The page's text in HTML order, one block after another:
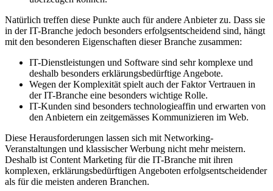
Natürlich treffen diese Punkte auch für andere Anbieter zu. Dass sie
in der IT-Branche jedoch besonders erfolgsentscheidend sind, hängt
mit den besonderen Eigenschaften dieser Branche zusammen:
IT-Dienstleistungen und Software sind sehr komplexe und
deshalb besonders erklärungsbedürftige Angebote.
Wegen der Komplexität spielt auch der Faktor Vertrauen in
der IT-Branche eine besonders wichtige Rolle.
IT-Kunden sind besonders technologieaffin und erwarten von
den Anbietern ein zeitgemässes Kommunizieren im Web.
Diese Herausforderungen lassen sich mit Networking-
Veranstaltungen und klassischer Werbung nicht mehr meistern.
Deshalb ist Content Marketing für die IT-Branche mit ihren
komplexen, erklärungsbedürftigen Angeboten erfolgsentscheidender
als für die meisten anderen Branchen.